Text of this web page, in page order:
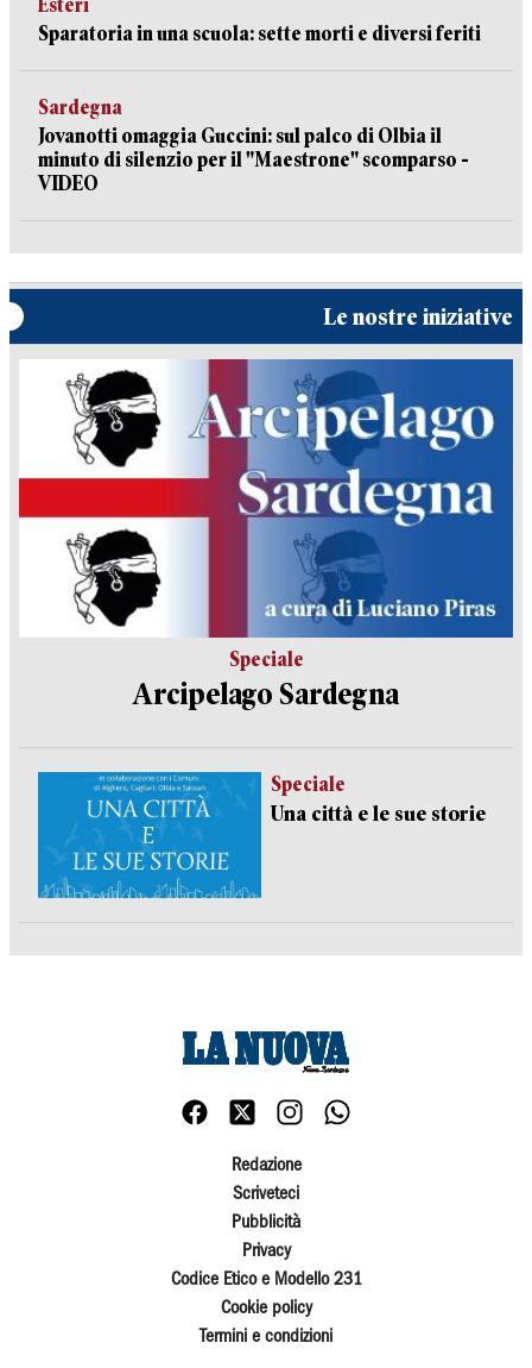
Esteri
Sparatoria in una scuola: sette morti e diversi feriti
Sardegna
Jovanotti omaggia Guccini: sul palco di Olbia il
minuto di silenzio per il "Maestrone" scomparso -
VIDEO
Le nostre iniziative
Speciale
Arcipelago Sardegna
Speciale
Una città e le sue storie
Redazione
Scriveteci
Pubblicità
Privacy
Codice Etico e Modello 231
Cookie policy
Termini e condizioni